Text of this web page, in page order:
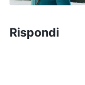
ad alto rischio
contagiarmi e
Rispondi